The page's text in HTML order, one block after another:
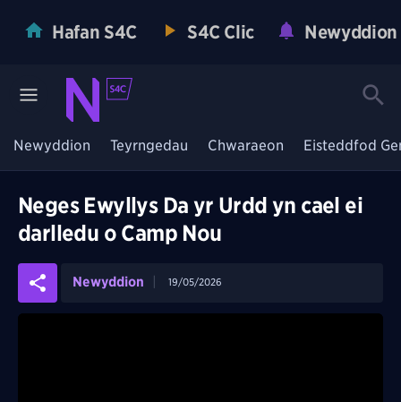
Hafan S4C S4C Clic Newyddion
Newyddion Teyrngedau Chwaraeon Eisteddfod
Neges Ewyllys Da yr Urdd yn cael ei
darlledu o Camp Nou
Newyddion 19/05/2026